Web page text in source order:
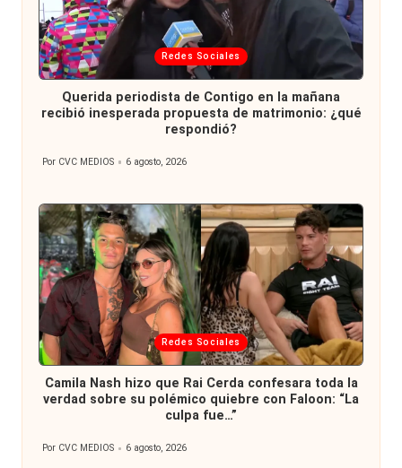
Publicada
en
Redes Sociales
Querida periodista de Contigo en la mañana
recibió inesperada propuesta de matrimonio: ¿qué
respondió?
Publicado
Por CVC MEDIOS 6 agosto, 2026
Publicada
en
Redes Sociales
Camila Nash hizo que Rai Cerda confesara toda la
verdad sobre su polémico quiebre con Faloon: “La
culpa fue…”
Publicado
Por CVC MEDIOS 6 agosto, 2026